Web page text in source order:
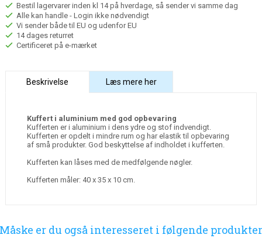
Bestil lagervarer inden kl 14 på hverdage, så sender vi samme dag
Alle kan handle - Login ikke nødvendigt
Vi sender både til EU og udenfor EU
14 dages returret
Certificeret på e-mærket
Beskrivelse Læs mere her
Kuffert i aluminium med god opbevaring
Kufferten er i aluminium i dens ydre og stof indvendigt.
Kufferten er opdelt i mindre rum og har elastik til opbevaring
af små produkter. God beskyttelse af indholdet i kufferten.
Kufferten kan låses med de medfølgende nøgler.
Kufferten måler: 40 x 35 x 10 cm.
Måske er du også interesseret i følgende produkter